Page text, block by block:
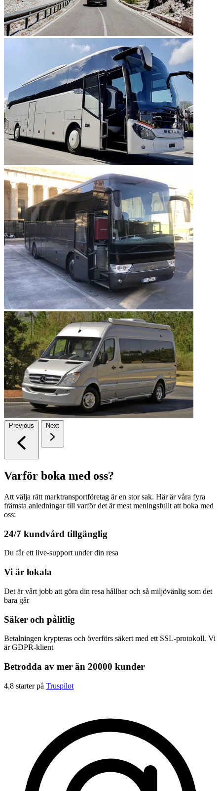
Previous Next
Varför boka med oss?
Att välja rätt marktransportföretag är en stor sak. Här är våra fyra
främsta anledningar till varför det är mest meningsfullt att boka med
oss:
24/7 kundvård tillgänglig
Du får ett live-support under din resa
Vi är lokala
Det är vårt jobb att göra din resa hållbar och så miljövänlig som det
bara går
Säker och pålitlig
Betalningen krypteras och överförs säkert med ett SSL-protokoll. Vi
är GDPR-klient
Betrodda av mer än 20000 kunder
4,8 starter på Truspilot